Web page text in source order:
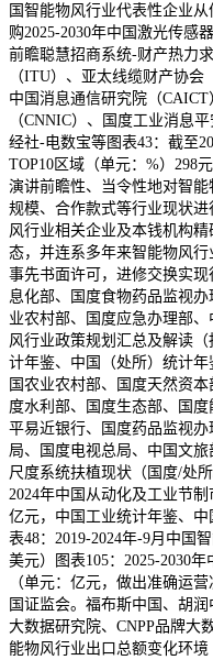
国智能物风行业代表性企业
购2025-2030年中国激光传感
前瞻聪慧招商系统-财产热力
（ITU）、亚太线缆财产协会
中国消息通信研究院（
（CNNIC）、国度工业消息
经社-电数宝等图表43：截至
TOP10区域（单元：%）298
演讲前瞻性、当令性地对智
规模、合作款式等行业现状
风行业相关企业及本钱机构
态，并连系多年来智能物风
事先书面许可，进修交换实
息化部、国度食物药品监视
业农村部、国度应急办理部
风行业政策规划汇总及解读
计年鉴、中国（处所）统计
国农业农村部、国度天然资
度水利部、国度生态部、国
平易近银行、国度药品监视
局、国度电视总局、中国文
尺度系统扶植现状（国度/处
2024年中国从动化及工业节
亿元，中国工业统计年鉴、
表48：2019-2024年-9月中国
美元）图表105：2025-2030
（单元：亿元，做出准确运
国证监会。福布斯中国、胡
大数据研究院、CNPP品牌大
能物风行业出口总额变化环